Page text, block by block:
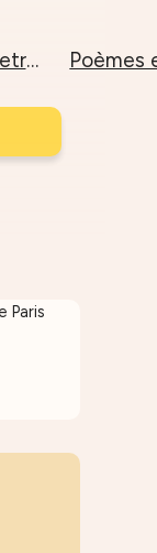
Deuxième message de la retraite d'hiver 2016-2017 chez soi